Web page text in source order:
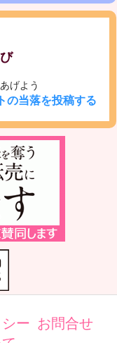
げよう
の当落を投稿する
ー お問合せ